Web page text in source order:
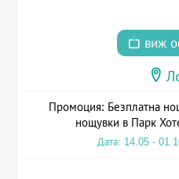
виж
Промоция: Безплатна
нощувки в Парк
Дата: 14.05 -